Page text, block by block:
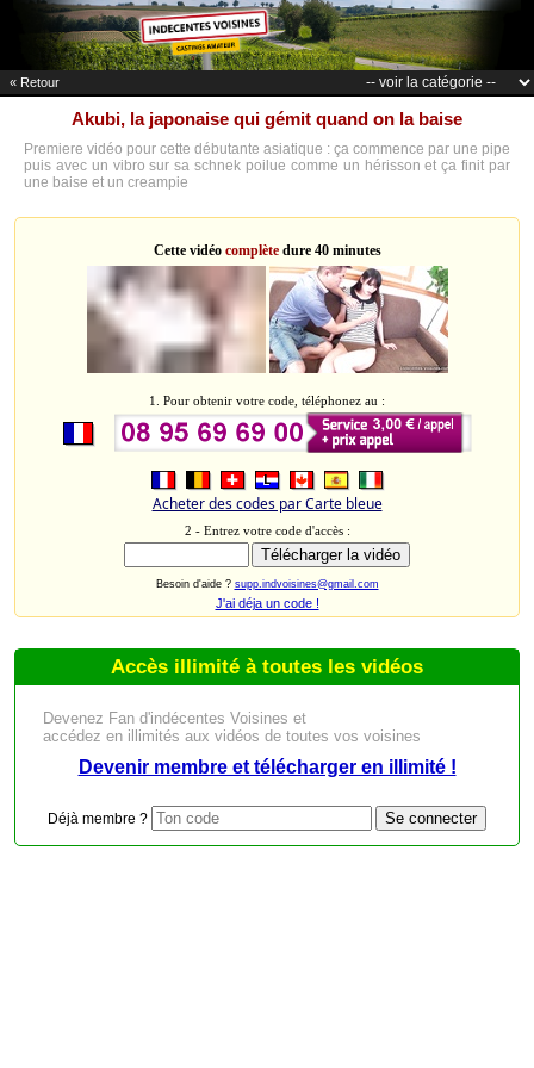
« Retour
Akubi, la japonaise qui gémit quand on la baise
Premiere vidéo pour cette débutante asiatique : ça commence par une pipe
puis avec un vibro sur sa schnek poilue comme un hérisson et ça finit par
une baise et un creampie
Cette vidéo complètedure 40 minutes
1. Pour obtenir votre code, téléphonez au :
Acheter des codes par Carte bleue
2 - Entrez votre code d'accès :
Besoin d'aide ? supp.indvoisines@gmail.com
J'ai déja un code !
Accès illimité à toutes les vidéos
Devenez Fan d'indécentes Voisines et
accédez en illimités aux vidéos de toutes vos voisines
Devenir membre et télécharger en illimité !
Déjà membre ?